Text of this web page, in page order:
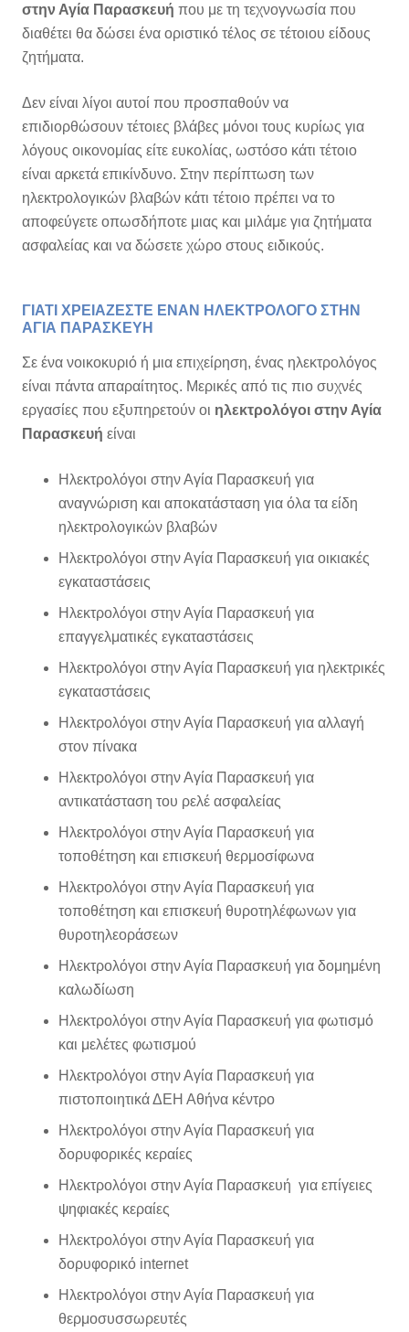
στην Αγία Παρασκευή που με τη τεχνογνωσία που
διαθέτει θα δώσει ένα οριστικό τέλος σε τέτοιου είδους
ζητήματα.
Δεν είναι λίγοι αυτοί που προσπαθούν να
επιδιορθώσουν τέτοιες βλάβες μόνοι τους κυρίως για
λόγους οικονομίας είτε ευκολίας, ωστόσο κάτι τέτοιο
είναι αρκετά επικίνδυνο. Στην περίπτωση των
ηλεκτρολογικών βλαβών κάτι τέτοιο πρέπει να το
αποφεύγετε οπωσδήποτε μιας και μιλάμε για ζητήματα
ασφαλείας και να δώσετε χώρο στους ειδικούς.
ΓΙΑΤΙ ΧΡΕΙΑΖΕΣΤΕ ΕΝΑΝ ΗΛΕΚΤΡΟΛΟΓΟ ΣΤΗΝ
ΑΓΙΑ ΠΑΡΑΣΚΕΥΗ
Σε ένα νοικοκυριό ή μια επιχείρηση, ένας ηλεκτρολόγος
είναι πάντα απαραίτητος. Μερικές από τις πιο συχνές
εργασίες που εξυπηρετούν οι ηλεκτρολόγοι στην Αγία
Παρασκευή είναι
Ηλεκτρολόγοι στην Αγία Παρασκευή για
αναγνώριση και αποκατάσταση για όλα τα είδη
ηλεκτρολογικών βλαβών
Ηλεκτρολόγοι στην Αγία Παρασκευή για οικιακές
εγκαταστάσεις
Ηλεκτρολόγοι στην Αγία Παρασκευή για
επαγγελματικές εγκαταστάσεις
Ηλεκτρολόγοι στην Αγία Παρασκευή για ηλεκτρικές
εγκαταστάσεις
Ηλεκτρολόγοι στην Αγία Παρασκευή για αλλαγή
στον πίνακα
Ηλεκτρολόγοι στην Αγία Παρασκευή για
αντικατάσταση του ρελέ ασφαλείας
Ηλεκτρολόγοι στην Αγία Παρασκευή για
τοποθέτηση και επισκευή θερμοσίφωνα
Ηλεκτρολόγοι στην Αγία Παρασκευή για
τοποθέτηση και επισκευή θυροτηλέφωνων για
θυροτηλεοράσεων
Ηλεκτρολόγοι στην Αγία Παρασκευή για δομημένη
καλωδίωση
Ηλεκτρολόγοι στην Αγία Παρασκευή για φωτισμό
και μελέτες φωτισμού
Ηλεκτρολόγοι στην Αγία Παρασκευή για
πιστοποιητικά ΔΕΗ Αθήνα κέντρο
Ηλεκτρολόγοι στην Αγία Παρασκευή για
δορυφορικές κεραίες
Ηλεκτρολόγοι στην Αγία Παρασκευή για επίγειες
ψηφιακές κεραίες
Ηλεκτρολόγοι στην Αγία Παρασκευή για
δορυφορικό internet
Ηλεκτρολόγοι στην Αγία Παρασκευή για
θερμοσυσσωρευτές